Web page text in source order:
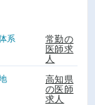
系
常勤の
医師求
人
高知県
の医師
求人